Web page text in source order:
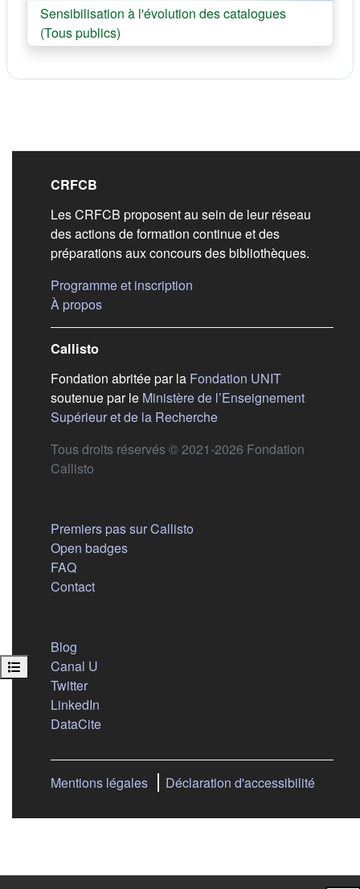
Ouvrir l’index du cours
Cours:
Sensibilisation à l'évolution des catalogues
(Tous publics)
Liens de bas de
CRFCB
Les CRFCB proposent au sein de leur réseau
des actions de formation continue et des
préparations aux concours des bibliothèques.
Programme et inscription
À propos(s'ouvre dans un nouvel onglet)
Callisto
Fondation abritée par la Fondation UNIT(s'ouvre
soutenue par le Ministère de l’Enseignement
Supérieur et de la Recherche(s'ouvre dans un nouvel
Tous droits réservés © 2021-2026 Fondation
Callisto
Premiers pas sur Callisto
Open badges
FAQ
Contact
Blog
Canal U
Twitter(s'ouvre dans un nouvel onglet)
LinkedIn
DataCite(s'ouvre dans un nouvel onglet)
Mentions légales Déclaration d'accessibilité